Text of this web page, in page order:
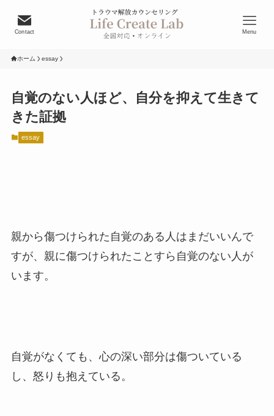
Contact Menu
ホーム essay
自覚のない人ほど、自分を抑えて生きて
きた証拠
essay
親から傷つけられた自覚のある人はまだいいんで
すが、親に傷つけられたことすら自覚のない人が
います。
自覚がなくても、心の深い部分は傷ついている
し、怒りも抱えている。